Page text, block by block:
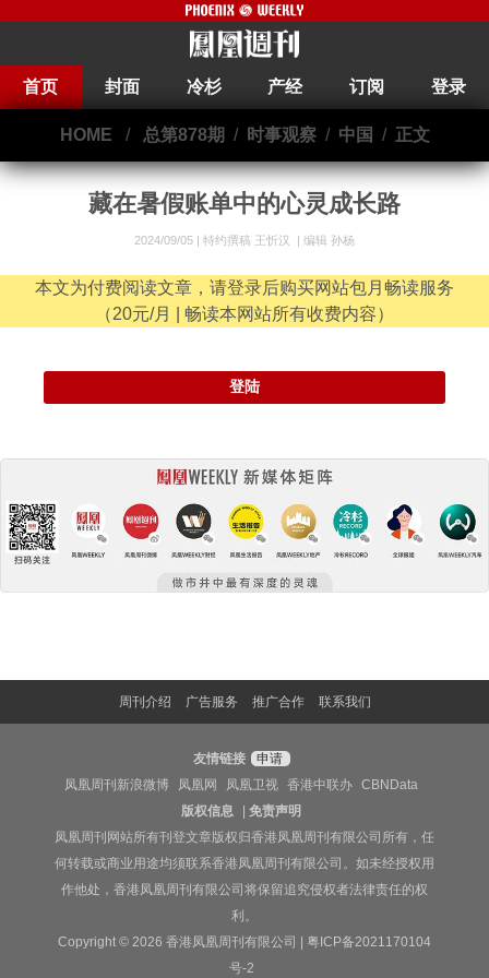
首页 封面 冷杉 产经 订阅 登录
HOME / 总第878期 / 时事观察/ 中国 / 正文
藏在暑假账单中的心灵成长路
2024/09/05 | 特约撰稿 王忻汉 编辑 孙杨
本文为付费阅读文章，请登录后购买网站包月畅读服务
（20元/月 | 畅读本网站所有收费内容）
登陆
周刊介绍 广告服务 推广合作 联系我们
友情链接
申请
凤凰周刊新浪微博
凤凰网 凤凰卫视 香港中联办
CBNData
版权信息
|免责声明
凤凰周刊网站所有刊登文章版权归香港凤凰周刊有限公司所有，任
何转载或商业用途均须联系香港凤凰周刊有限公司。如未经授权用
作他处，香港凤凰周刊有限公司将保留追究侵权者法律责任的权
利。
Copyright © 2026 香港凤凰周刊有限公司 | 粤ICP备2021170104
号-2